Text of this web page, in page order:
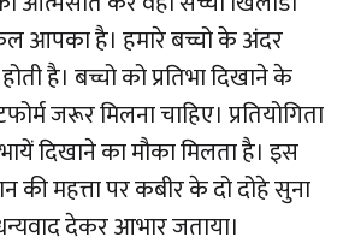
आपका है। हमारे बच्चो के अंदर
है। बच्चो को प्रतिभा दिखाने के
जरूर मिलना चाहिए। प्रतियोगिता
दिखाने का मौका मिलता है। इस
की महत्ता पर कबीर के दो दोहे सुना
देकर आभार जताया।